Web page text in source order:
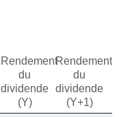
Rendement
du
dividende
(Y)
Rendement
du
dividende
(Y+1)